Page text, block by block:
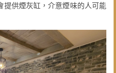
提供煙灰缸，介意煙味的人可能